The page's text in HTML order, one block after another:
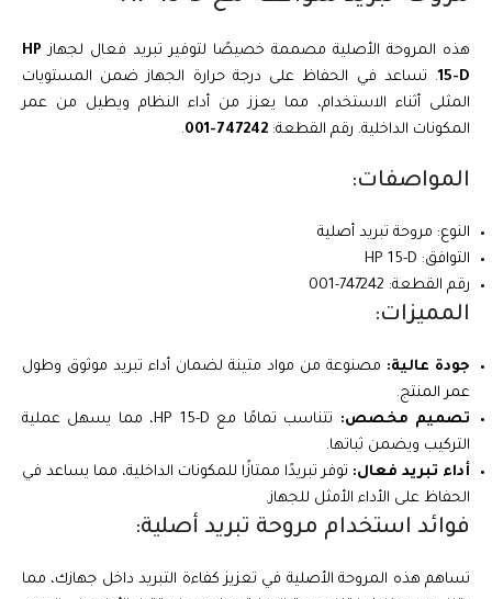
هذه المروحة الأصلية مصممة خصيصًا لتوفير تبريد فعال لجهاز HP
15-D. تساعد في الحفاظ على درجة حرارة الجهاز ضمن المستويات
المثلى أثناء الاستخدام، مما يعزز من أداء النظام ويطيل من عمر
المكونات الداخلية. رقم القطعة: 747242-001
.
المواصفات:
النوع: مروحة تبريد أصلية
التوافق: HP 15-D
رقم القطعة: 747242-001
المميزات:
جودة عالية: مصنوعة من مواد متينة لضمان أداء تبريد موثوق وطول
عمر المنتج.
تصميم مخصص:
تتناسب تمامًا مع HP 15-D، مما يسهل عملية
التركيب ويضمن ثباتها.
أداء تبريد فعال: توفر تبريدًا ممتازًا للمكونات الداخلية، مما يساعد في
الحفاظ على الأداء الأمثل للجهاز.
فوائد استخدام مروحة تبريد أصلية:
تساهم هذه المروحة الأصلية في تعزيز كفاءة التبريد داخل جهازك، مما